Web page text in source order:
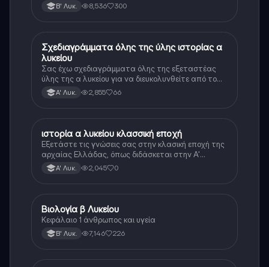
Β' Λυκ. 8,536 300
Ιστορία
Σχεδιαγράμματα όλης της ύλης ιστορίας α
λυκείου
Σας έχω σχεδιαγράμματα όλης της εξεταστέας
ύλης της α λυκείου για να διευκολυνθείτε από το
τεράστιο βάρος του βιβλίου
Α' Λυκ. 2,855 66
Ιστορία
ιστορία α λυκείου κλασσική εποχή
Εξετάστε τις γνώσεις σας στην κλασική εποχή της
αρχαίας Ελλάδας, όπως διδάσκεται στην Α'
Λυκείου.Α' Λυκ. 2,045 0
Βιολογία
Βιολογία β Λυκείου
Κεφάλαιο 1 άνθρωπος και υγεία
Β' Λυκ. 7,146 226